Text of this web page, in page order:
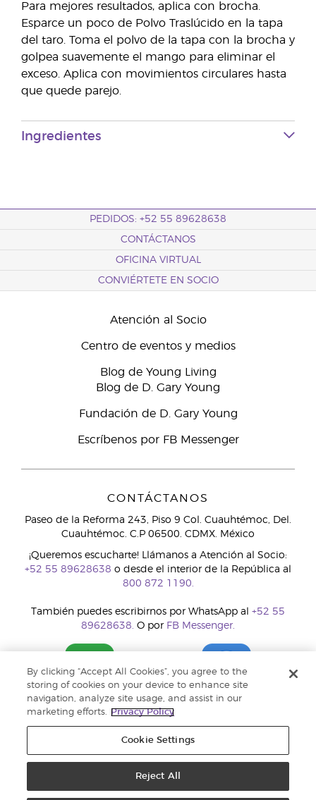
Para mejores resultados, aplica con brocha.
Esparce un poco de Polvo Traslúcido en la tapa
del taro. Toma el polvo de la tapa con la brocha y
golpea suavemente el mango para eliminar el
exceso. Aplica con movimientos circulares hasta
que quede parejo.
Ingredientes
PEDIDOS: +52 55 89628638
CONTÁCTANOS
OFICINA VIRTUAL
CONVIÉRTETE EN SOCIO
Atención al Socio
Centro de eventos y medios
Blog de Young Living
Blog de D. Gary Young
Fundación de D. Gary Young
Escríbenos por FB Messenger
CONTÁCTANOS
Paseo de la Reforma 243, Piso 9 Col. Cuauhtémoc, Del.
Cuauhtémoc. C.P 06500. CDMX. México
¡Queremos escucharte! Llámanos a Atención al Socio:
+52 55 89628638 o desde el interior de la República al
800 872 1190.
También puedes escribirnos por WhatsApp al +52 55
89628638. O por FB Messenger.
By clicking “Accept All Cookies”, you agree to the
storing of cookies on your device to enhance site
navigation, analyze site usage, and assist in our
marketing efforts.
Privacy Policy
Cookie Settings
Reject All